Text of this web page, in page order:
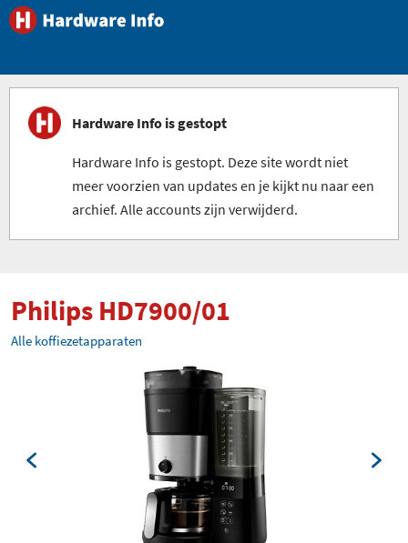
Hardware Info is gestopt
Hardware Info is gestopt. Deze site wordt niet
meer voorzien van updates en je kijkt nu naar een
archief. Alle accounts zijn verwijderd.
Philips HD7900/01
Alle koffiezetapparaten